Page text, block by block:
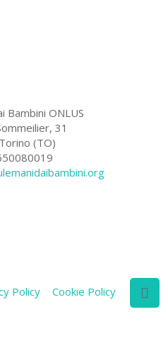
Bambini ONLUS
31
(TO)
Policy Cookie Policy